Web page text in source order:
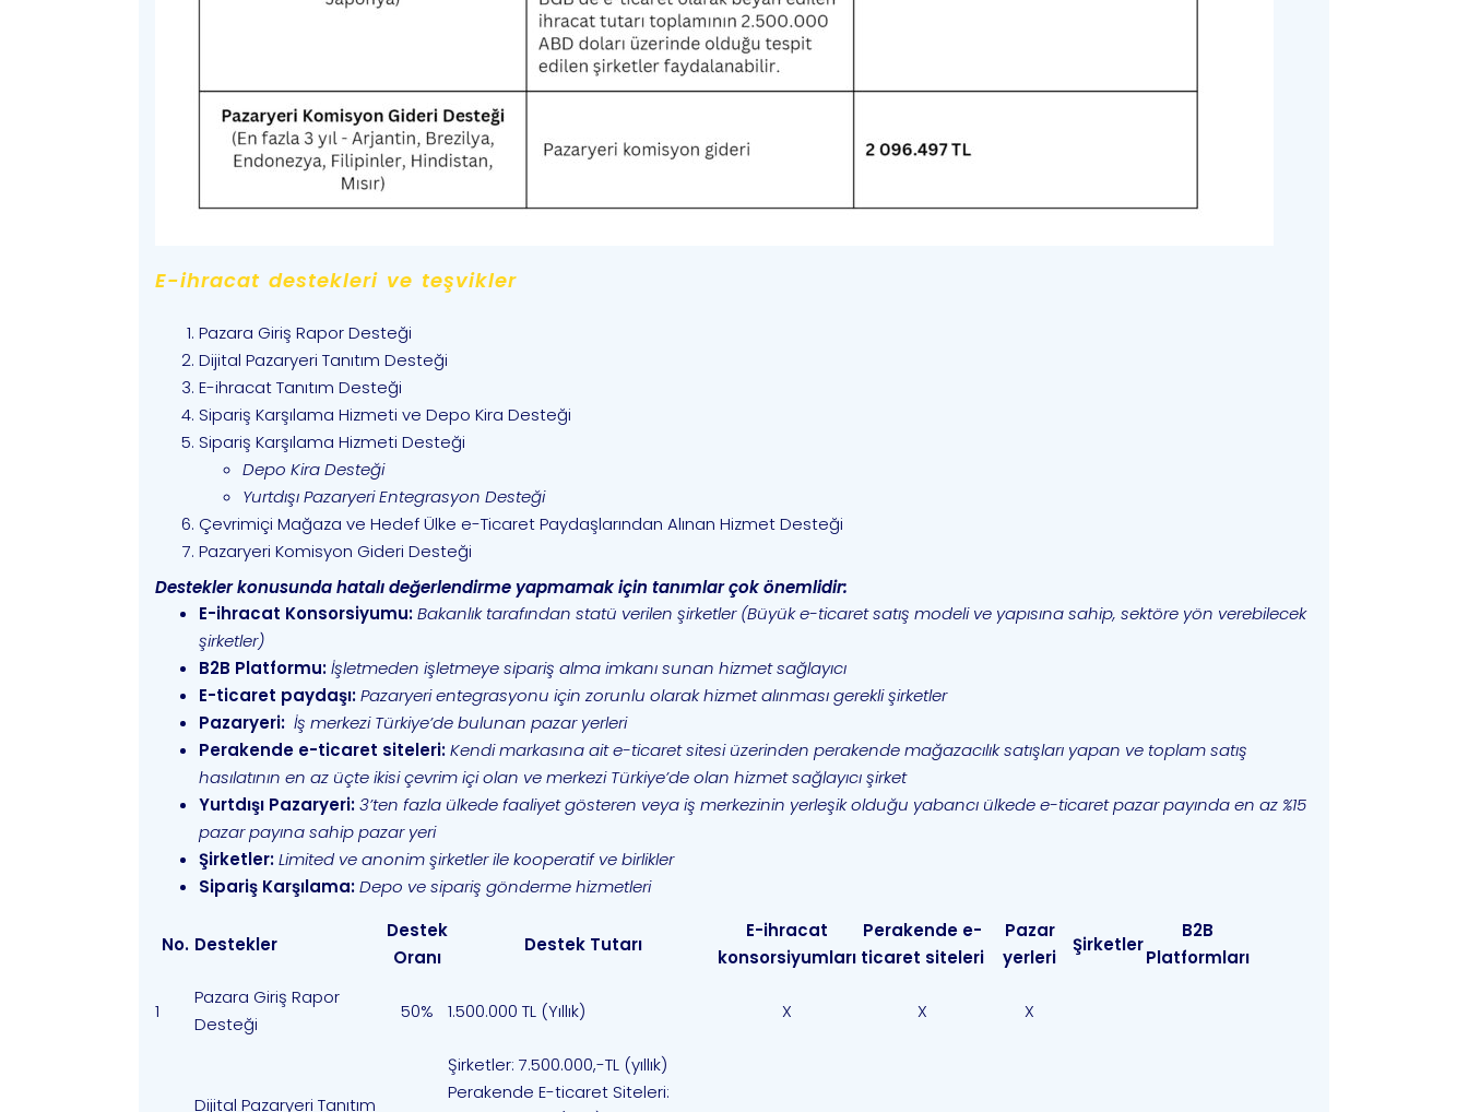
E-ihracat destekleri ve teşvikler
Pazara Giriş Rapor Desteği
Dijital Pazaryeri Tanıtım Desteği
E-ihracat Tanıtım Desteği
Sipariş Karşılama Hizmeti ve Depo Kira Desteği
Sipariş Karşılama Hizmeti Desteği
Depo Kira Desteği
Yurtdışı Pazaryeri Entegrasyon Desteği
Çevrimiçi Mağaza ve Hedef Ülke e-Ticaret Paydaşlarından Alınan Hizmet Desteği
Pazaryeri Komisyon Gideri Desteği
Destekler konusunda hatalı değerlendirme yapmamak için tanımlar çok önemlidir:
E-ihracat Konsorsiyumu:Bakanlık tarafından statü verilen şirketler (Büyük e-ticaret satış modeli ve yapısına sahip, sektöre yön verebilecek
şirketler)
B2B Platformu:İşletmeden işletmeye sipariş alma imkanı sunan hizmet sağlayıcı
E-ticaret paydaşı:Pazaryeri entegrasyonu için zorunlu olarak hizmet alınması gerekli şirketler
Pazaryeri: İş merkezi Türkiye’de bulunan pazar yerleri
Perakende e-ticaret siteleri:Kendi markasına ait e-ticaret sitesi üzerinden perakende mağazacılık satışları yapan ve toplam satış
hasılatının en az üçte ikisi çevrim içi olan ve merkezi Türkiye’de olan hizmet sağlayıcı şirket
Yurtdışı Pazaryeri:3’ten fazla ülkede faaliyet gösteren veya iş merkezinin yerleşik olduğu yabancı ülkede e-ticaret pazar payında en az %15
pazar payına sahip pazar yeri
Şirketler:Limited ve anonim şirketler ile kooperatif ve birlikler
Sipariş Karşılama:Depo ve sipariş gönderme hizmetleri
No. Destekler
Destek
Oranı
Destek Tutarı
E-ihracat
konsorsiyumları
Perakende e-
ticaret siteleri
Pazar
yerleri
Şirketler
B2B
Platformları
1
Pazara Giriş Rapor
Desteği
50% 1.500.000 TL (Yıllık) X X X
Dijital Pazaryeri Tanıtım
Şirketler: 7.500.000,-TL (yıllık)
Perakende E-ticaret Siteleri: